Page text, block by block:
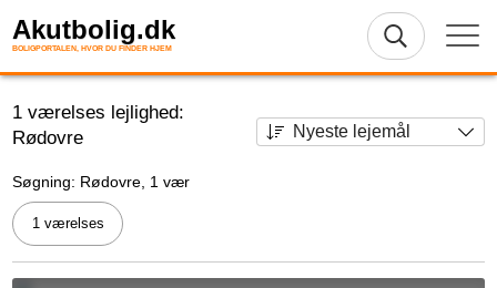
Akutbolig.dk
BOLIGPORTALEN, HVOR DU FINDER HJEM
1 værelses lejlighed:
Rødovre
Søgning: Rødovre, 1 vær
1 værelses